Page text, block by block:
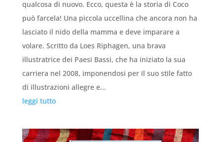
qualcosa di nuovo. Ecco, questa è la storia di Coco
può farcela! Una piccola uccellina che ancora non ha
lasciato il nido della mamma e deve imparare a
volare. Scritto da Loes Riphagen, una brava
illustratrice dei Paesi Bassi, che ha iniziato la sua
carriera nel 2008, imponendosi per il suo stile fatto
di illustrazioni allegre e...
leggi tutto